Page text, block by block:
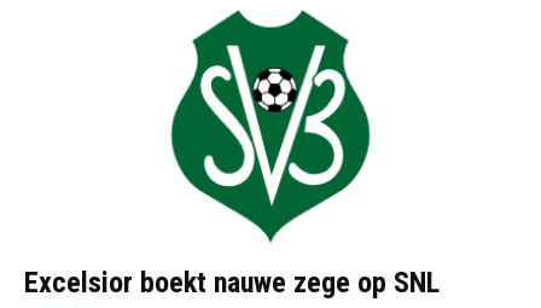
Excelsior boekt nauwe zege op SNL